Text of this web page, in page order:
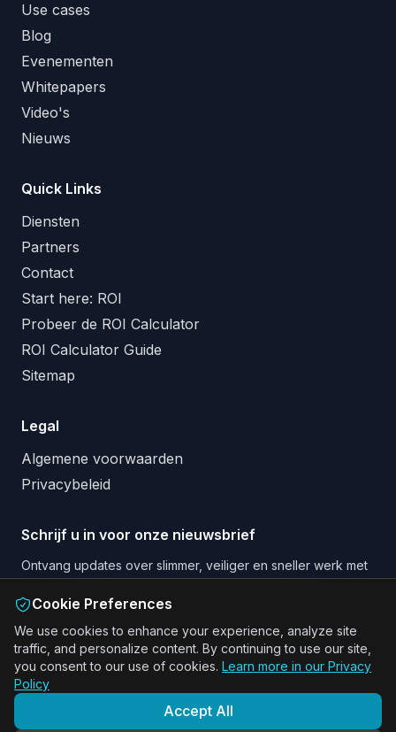
Use cases
Blog
Evenementen
Whitepapers
Video's
Nieuws
Quick Links
Diensten
Partners
Contact
Start here: ROI
Probeer de ROI Calculator
ROI Calculator Guide
Sitemap
Legal
Algemene voorwaarden
Privacybeleid
Schrijf u in voor onze nieuwsbrief
Ontvang updates over slimmer, veiliger en sneller werk met
AI en Augmented Reality.
Email address
Schrijf me in voor de nieuwsbrief
Cookie Preferences
We use cookies to enhance your experience, analyze site
traffic, and personalize content. By continuing to use our site,
you consent to our use of cookies. Learn more in our Privacy
Policy
Accept All